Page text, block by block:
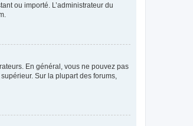
ou importé. L’administrateur du
En général, vous ne pouvez pas
Sur la plupart des forums,